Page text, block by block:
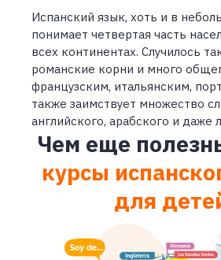
Испанский язык, хоть и в
понимает четвертая часть
всех континентах. Случилось
романские корни и много
французским, итальянским,
также заимствует множество
английского, арабского и даже
Чем еще
курсы
для